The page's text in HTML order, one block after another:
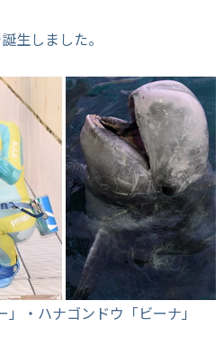
生しました。
・ハナゴンドウ「ビーナ」